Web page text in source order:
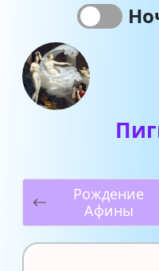
Рождение
Афины